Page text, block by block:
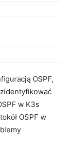
OSPF,
w K3s
OSPF w